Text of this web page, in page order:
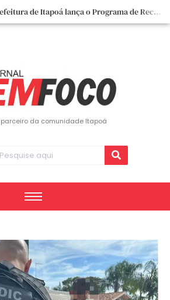
📣📣 A Prefeitura de Itapoá lança o Programa de Recuperação Fiscal (REFIS).
📢 Empreendedor do turismo, esta oportunidade é para você! Itapoá – SC.
parceiro da comunidade Itapoá